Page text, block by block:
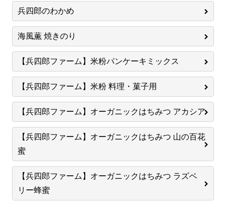
兵四郎のわかめ
海風薫 焼きのり
【兵四郎ファーム】米粉パンケーキミックス
【兵四郎ファーム】米粉 料理・菓子用
【兵四郎ファーム】オーガニックはちみつ アカシア
【兵四郎ファーム】オーガニックはちみつ 山の百花
蜜
【兵四郎ファーム】オーガニックはちみつ ラズベ
リー蜂蜜